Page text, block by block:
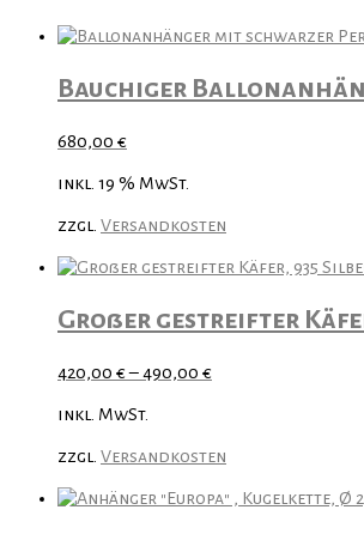
Bauchiger
680,00 €
inkl. 19 % MwSt.
zzgl. Versandkosten
Großer gestreifter
420,00 €–490,00 €
inkl. MwSt.
zzgl. Versandkosten